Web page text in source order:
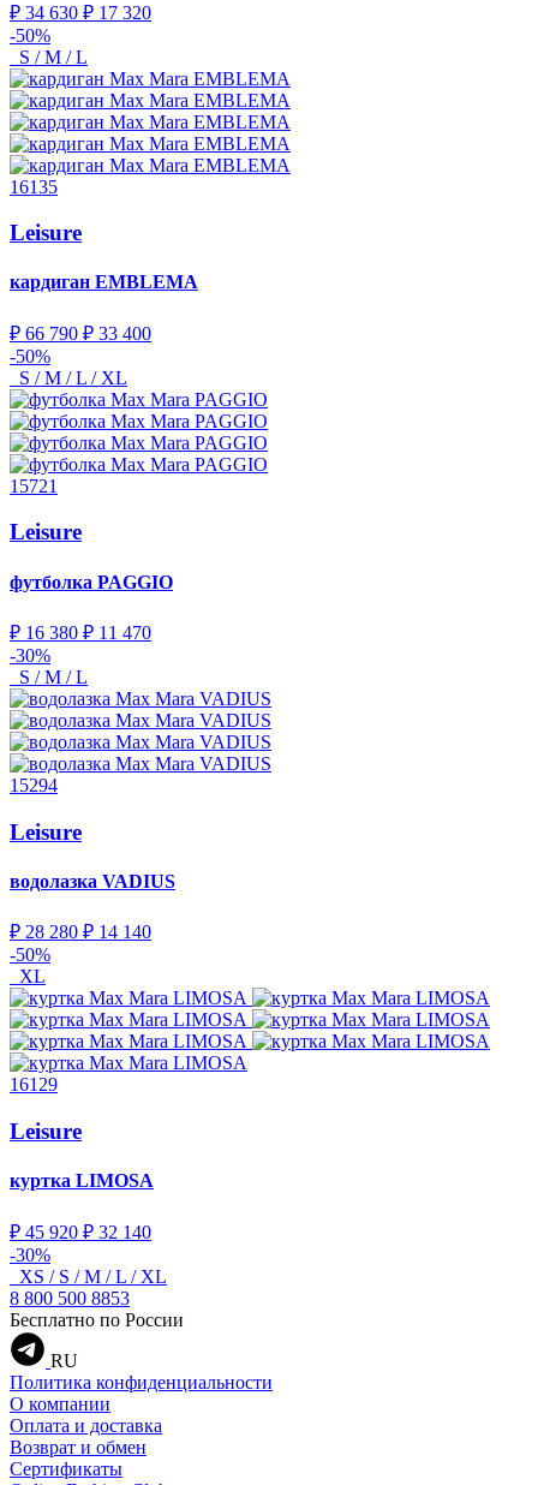
₽ 34 630 ₽ 17 320
-50%
S / M / L
16135
Leisure
кардиган EMBLEMA
₽ 66 790 ₽ 33 400
-50%
S / M / L / XL
15721
Leisure
футболка PAGGIO
₽ 16 380 ₽ 11 470
-30%
S / M / L
15294
Leisure
водолазка VADIUS
₽ 28 280 ₽ 14 140
-50%
XL
16129
Leisure
куртка LIMOSA
₽ 45 920 ₽ 32 140
-30%
XS / S / M / L / XL
8 800 500 8853
Бесплатно по России
RU
Политика конфиденциальности
О компании
Оплата и доставка
Возврат и обмен
Сертификаты